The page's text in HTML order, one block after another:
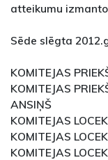
atteikumu
Sēde slēgta
KOMITEJAS
KOMITEJAS
ANSIŅŠ
KOMITEJAS
KOMITEJAS
KOMITEJAS